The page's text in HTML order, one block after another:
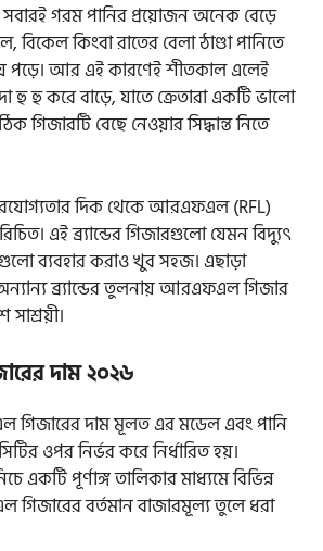
গরম পানির প্রয়োজন অনেক বেড়ে
বিকেল কিংবা রাতের বেলা ঠাণ্ডা পানিতে
পড়ে। আর এই কারণেই শীতকাল এলেই
হু হু করে বাড়ে, যাতে ক্রেতারা একটি ভালো
গিজারটি বেছে নেওয়ার সিদ্ধান্ত নিতে
দিক থেকে আরএফএল (RFL)
এই ব্র্যান্ডের গিজারগুলো যেমন বিদ্যুৎ
ব্যবহার করাও খুব সহজ। এছাড়া
ব্র্যান্ডের তুলনায় আরএফএল গিজার
দাম ২০২৬
দাম মূলত এর মডেল এবং পানি
ওপর নির্ভর করে নির্ধারিত হয়।
একটি পূর্ণাঙ্গ তালিকার মাধ্যমে বিভিন্ন
গিজারের বর্তমান বাজারমূল্য তুলে ধরা